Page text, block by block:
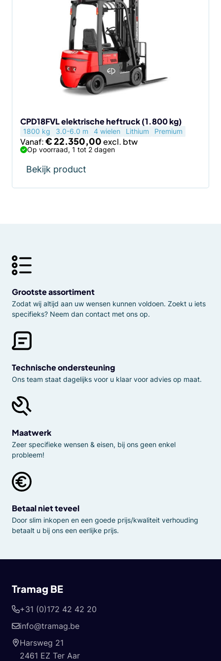
CPD18FVL elektrische heftruck (1.800 kg)
1800 kg 3.0-6.0 m 4 wielen Lithium Premium
Vanaf:€22.350,00
Op voorraad, 1 tot 2 dagen
Bekijk product
de
productpagina
Grootste assortiment
Zodat wij altijd aan uw wensen kunnen voldoen. Zoekt u iets
specifieks? Neem dan contact met ons op.
Technische ondersteuning
Ons team staat dagelijks voor u klaar voor advies op maat.
Maatwerk
Zeer specifieke wensen & eisen, bij ons geen enkel
probleem!
Betaal niet teveel
Door slim inkopen en een goede prijs/kwaliteit verhouding
betaalt u bij ons een eerlijke prijs.
Tramag BE
+31 (0)172 42 42 20
info@tramag.be
Harsweg 21
2461 EZ Ter Aar